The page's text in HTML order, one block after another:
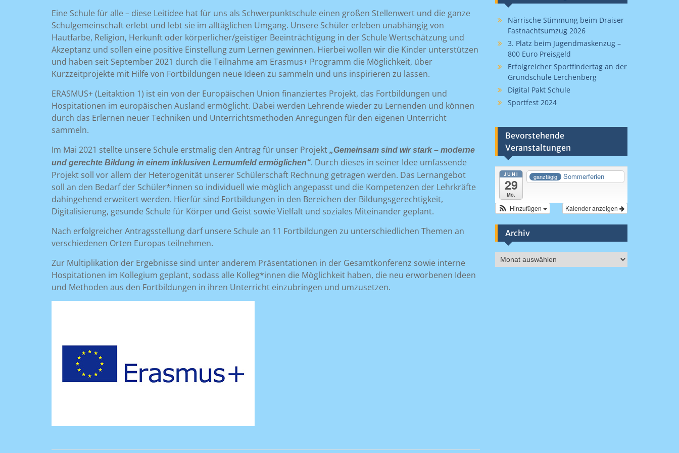
Eine Schule für alle – diese Leitidee hat für uns als Schwerpunktschule einen großen Stellenwert und die ganze
Schulgemeinschaft erlebt und lebt sie im alltäglichen Umgang. Unsere Schüler erleben unabhängig von
Hautfarbe, Religion, Herkunft oder körperlicher/geistiger Beeinträchtigung in der Schule Wertschätzung und
Akzeptanz und sollen eine positive Einstellung zum Lernen gewinnen. Hierbei wollen wir die Kinder unterstützen
und haben seit September 2021 durch die Teilnahme am Erasmus+ Programm die Möglichkeit, über
Kurzzeitprojekte mit Hilfe von Fortbildungen neue Ideen zu sammeln und uns inspirieren zu lassen.
ERASMUS+ (Leitaktion 1) ist ein von der Europäischen Union finanziertes Projekt, das Fortbildungen und
Hospitationen im europäischen Ausland ermöglicht. Dabei werden Lehrende wieder zu Lernenden und können
durch das Erlernen neuer Techniken und Unterrichtsmethoden Anregungen für den eigenen Unterricht
sammeln.
Im Mai 2021 stellte unsere Schule erstmalig den Antrag für unser Projekt „Gemeinsam sind wir stark – moderne
und gerechte Bildung in einem inklusiven Lernumfeld ermöglichen“. Durch dieses in seiner Idee umfassende
Projekt soll vor allem der Heterogenität unserer Schülerschaft Rechnung getragen werden. Das Lernangebot
soll an den Bedarf der Schüler*innen so individuell wie möglich angepasst und die Kompetenzen der Lehrkräfte
dahingehend erweitert werden. Hierfür sind Fortbildungen in den Bereichen der Bildungsgerechtigkeit,
Digitalisierung, gesunde Schule für Körper und Geist sowie Vielfalt und soziales Miteinander geplant.
Nach erfolgreicher Antragsstellung darf unsere Schule an 11 Fortbildungen zu unterschiedlichen Themen an
verschiedenen Orten Europas teilnehmen.
Zur Multiplikation der Ergebnisse sind unter anderem Präsentationen in der Gesamtkonferenz sowie interne
Hospitationen im Kollegium geplant, sodass alle Kolleg*innen die Möglichkeit haben, die neu erworbenen Ideen
und Methoden aus den Fortbildungen in ihren Unterricht einzubringen und umzusetzen.
Närrische Stimmung beim Draiser
Fastnachtsumzug 2026
3. Platz beim Jugendmaskenzug –
800 Euro Preisgeld
Erfolgreicher Sportfindertag an der
Grundschule Lerchenberg
Digital Pakt Schule
Sportfest 2024
Bevorstehende
Veranstaltungen
JUNI
29
Mo.
ganztägig Sommerferien
Kalender anzeigen
Hinzufügen
Archiv
Archiv